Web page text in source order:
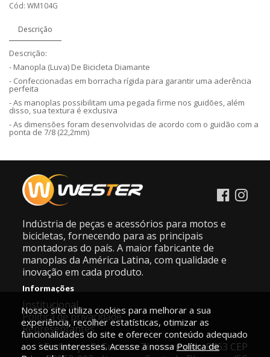
Cód: WM104G
Descrição
Descrição:
- Manopla (Luva) De Bicicleta Diamante
- Confeccionadas em borracha rígida para garantir uma aderência
perfeita
- As manoplas possibilitam uma pegada firme nos guidões, além
disso, sua textura é exclusiva
- As dimensões foram desenvolvidas de acordo com o guidão com a
ponta de 7/8 (22,2mm)
Indústria de peças e acessórios para motos e
bicicletas, fornecendo para as principais
montadoras do país. A maior fabricante de
manoplas da América Latina, com qualidade e
inovação em cada produto.
Informações
Institucional
Política de privacidade
Representantes
Endereço: R. Gustavo Zimmermann, 8463 CEP
Nosso site utiliza cookies para melhorar a sua
experiência, recolher estatísticas, otimizar as
funcionalidades do site e oferecer conteúdo adequado
aos seus interesses. Acesse a nossaPolítica de